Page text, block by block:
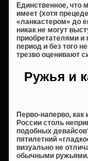
Единственное, что
имеет (хотя
«ланкастером» до
никак не могут
приобретателями
период и без того
трезво оценивают
Ружья и
Перво-наперво,
России столь
подобных
пятилетний
визуально не
обычными ружьями.